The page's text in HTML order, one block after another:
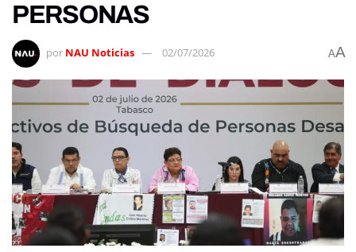
PERSONAS
por NAU Noticias 02/07/2026 AA